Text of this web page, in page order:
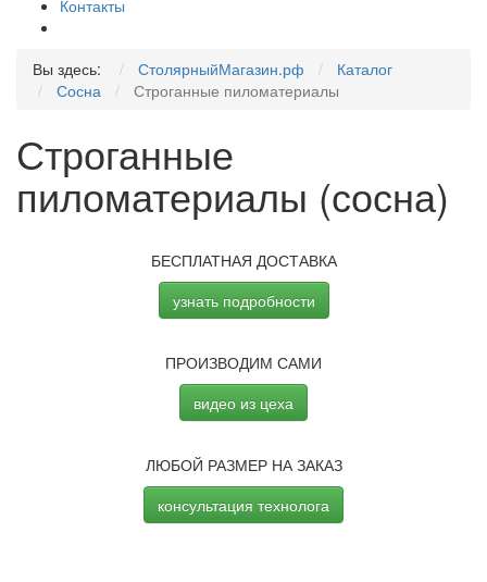
Контакты
Вы здесь: СтолярныйМагазин.рф
Каталог
Сосна
Строганные пиломатериалы
Строганные
пиломатериалы (сосна)
БЕСПЛАТНАЯ ДОСТАВКА
узнать подробности
ПРОИЗВОДИМ САМИ
видео из цеха
ЛЮБОЙ РАЗМЕР НА ЗАКАЗ
консультация технолога